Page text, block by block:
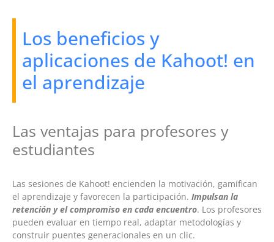
Los beneficios y
aplicaciones de Kahoot! en
el aprendizaje
Las ventajas para profesores y
estudiantes
Las sesiones de Kahoot! encienden la motivación, gamifican
el aprendizaje y favorecen la participación. Impulsan la
retención y el compromiso en cada encuentro. Los profesores
pueden evaluar en tiempo real, adaptar metodologías y
construir puentes generacionales en un clic.